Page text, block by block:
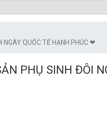
QUỐC TẾ HẠNH PHÚC ❤
PHỤ SINH ĐÔI